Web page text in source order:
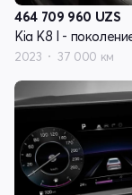
464 709 960 UZS
Kia K8 I -
2023 37 000 км